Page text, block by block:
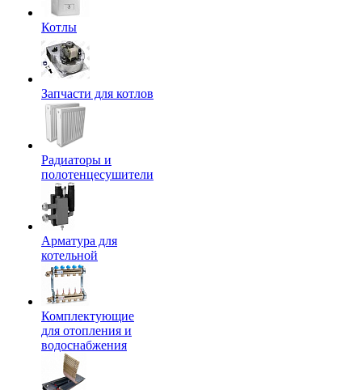
Котлы
Запчасти для котлов
Радиаторы и
полотенцесушители
Арматура для
котельной
Комплектующие
для отопления и
водоснабжения